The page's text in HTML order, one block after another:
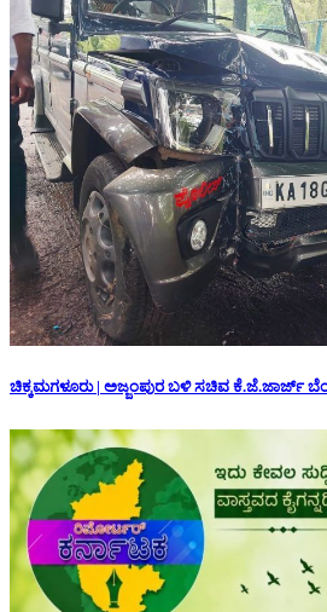
ಚಿಕ್ಕಮಗಳೂರು | ಅಜ್ಜಂಪುರ ಬಳಿ ಸಚಿವ ಕೆ.ಜೆ.ಜಾರ್ಜ್